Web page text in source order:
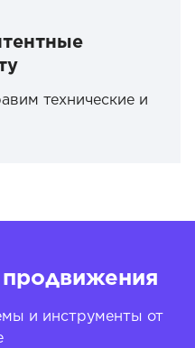
технические и
и инструменты от